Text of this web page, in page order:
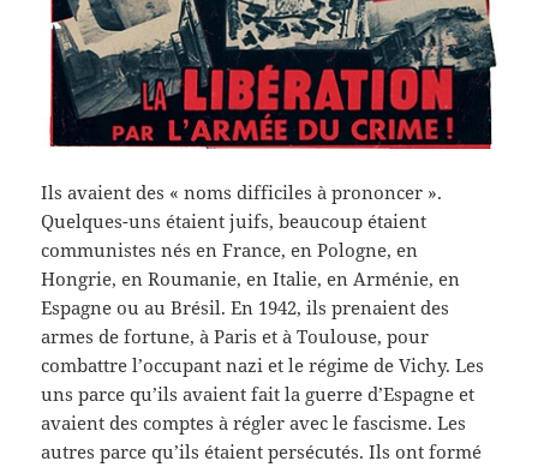
Ils avaient des « noms difficiles à prononcer ».
Quelques-uns étaient juifs, beaucoup étaient
communistes nés en France, en Pologne, en
Hongrie, en Roumanie, en Italie, en Arménie, en
Espagne ou au Brésil. En 1942, ils prenaient des
armes de fortune, à Paris et à Toulouse, pour
combattre l’occupant nazi et le régime de Vichy. Les
uns parce qu’ils avaient fait la guerre d’Espagne et
avaient des comptes à régler avec le fascisme. Les
autres parce qu’ils étaient persécutés. Ils ont formé